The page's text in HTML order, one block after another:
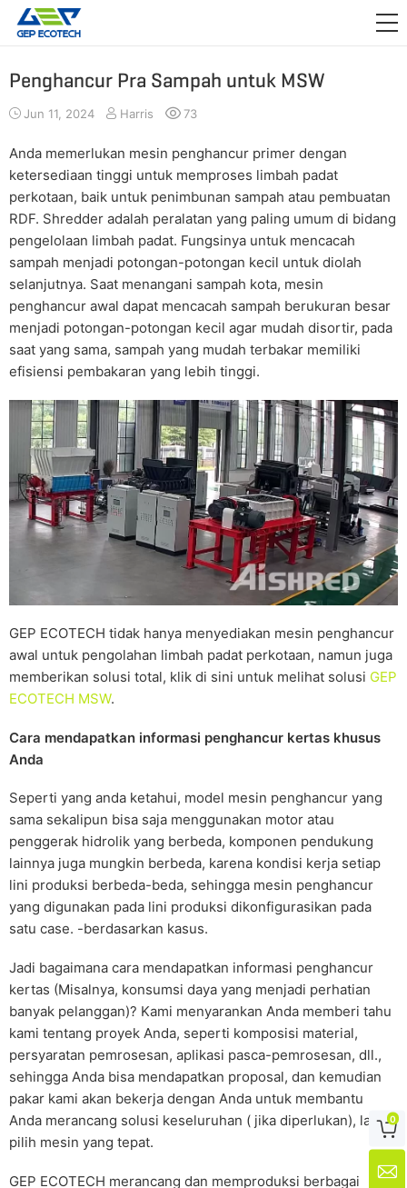
APLIKASI
TENTANG KAMI
HUBUNGI KAMI
Penghancur Pra Sampah untuk MSW
Jun 11, 2024 Harris 73
Anda memerlukan mesin penghancur primer dengan
ketersediaan tinggi untuk memproses limbah padat
perkotaan, baik untuk penimbunan sampah atau pembuatan
RDF. Shredder adalah peralatan yang paling umum di bidang
pengelolaan limbah padat. Fungsinya untuk mencacah
sampah menjadi potongan-potongan kecil untuk diolah
selanjutnya. Saat menangani sampah kota, mesin
penghancur awal dapat mencacah sampah berukuran besar
menjadi potongan-potongan kecil agar mudah disortir, pada
saat yang sama, sampah yang mudah terbakar memiliki
efisiensi pembakaran yang lebih tinggi.
GEP ECOTECH tidak hanya menyediakan mesin penghancur
awal untuk pengolahan limbah padat perkotaan, namun juga
memberikan solusi total, klik di sini untuk melihat solusi GEP
ECOTECH MSW.
Cara mendapatkan informasi penghancur kertas khusus
Anda
Seperti yang anda ketahui, model mesin penghancur yang
sama sekalipun bisa saja menggunakan motor atau
penggerak hidrolik yang berbeda, komponen pendukung
lainnya juga mungkin berbeda, karena kondisi kerja setiap
lini produksi berbeda-beda, sehingga mesin penghancur
yang digunakan pada lini produksi dikonfigurasikan pada
satu case. -berdasarkan kasus.
Jadi bagaimana cara mendapatkan informasi penghancur
kertas (Misalnya, konsumsi daya yang menjadi perhatian
banyak pelanggan)? Kami menyarankan Anda memberi tahu
kami tentang proyek Anda, seperti komposisi material,
persyaratan pemrosesan, aplikasi pasca-pemrosesan, dll.,
sehingga Anda bisa mendapatkan proposal, dan kemudian
pakar kami akan bekerja dengan Anda untuk membantu
Anda merancang solusi keseluruhan ( jika diperlukan), lalu
pilih mesin yang tepat.
GEP ECOTECH merancang dan memproduksi berbagai

0
